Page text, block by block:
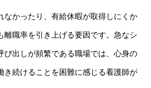
なかったり、有給休暇が取得しにくか
離職率を引き上げる要因です。急なシ
び出しが頻繁である職場では、心身の
き続けることを困難に感じる看護師が